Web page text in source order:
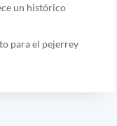
un histórico
para el pejerrey